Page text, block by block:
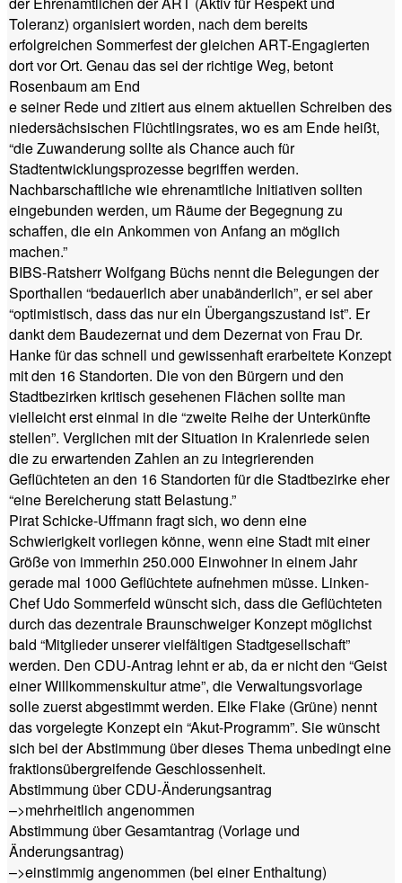
Toleranz) organisiert worden, nach dem bereits
erfolgreichen Sommerfest der gleichen ART-Engagierten
dort vor Ort. Genau das sei der richtige Weg, betont
Rosenbaum am End
e seiner Rede und zitiert aus einem aktuellen Schreiben des
niedersächsischen Flüchtlingsrates, wo es am Ende heißt,
“die Zuwanderung sollte als Chance auch für
Stadtentwicklungsprozesse begriffen werden.
Nachbarschaftliche wie ehrenamtliche Initiativen sollten
eingebunden werden, um Räume der Begegnung zu
schaffen, die ein Ankommen von Anfang an möglich
machen.”
BIBS-Ratsherr Wolfgang Büchs nennt die Belegungen der
Sporthallen “bedauerlich aber unabänderlich”, er sei aber
“optimistisch, dass das nur ein Übergangszustand ist”. Er
dankt dem Baudezernat und dem Dezernat von Frau Dr.
Hanke für das schnell und gewissenhaft erarbeitete Konzept
mit den 16 Standorten. Die von den Bürgern und den
Stadtbezirken kritisch gesehenen Flächen sollte man
vielleicht erst einmal in die “zweite Reihe der Unterkünfte
stellen”. Verglichen mit der Situation in Kralenriede seien
die zu erwartenden Zahlen an zu integrierenden
Geflüchteten an den 16 Standorten für die Stadtbezirke eher
“eine Bereicherung statt Belastung.”
Pirat Schicke-Uffmann fragt sich, wo denn eine
Schwierigkeit vorliegen könne, wenn eine Stadt mit einer
Größe von immerhin 250.000 Einwohner in einem Jahr
gerade mal 1000 Geflüchtete aufnehmen müsse. Linken-
Chef Udo Sommerfeld wünscht sich, dass die Geflüchteten
durch das dezentrale Braunschweiger Konzept möglichst
bald “Mitglieder unserer vielfältigen Stadtgesellschaft”
werden. Den CDU-Antrag lehnt er ab, da er nicht den “Geist
einer Willkommenskultur atme”, die Verwaltungsvorlage
solle zuerst abgestimmt werden. Elke Flake (Grüne) nennt
das vorgelegte Konzept ein “Akut-Programm”. Sie wünscht
sich bei der Abstimmung über dieses Thema unbedingt eine
fraktionsübergreifende Geschlossenheit.
Abstimmung über CDU-Änderungsantrag
–>mehrheitlich angenommen
Abstimmung über Gesamtantrag (Vorlage und
Änderungsantrag)
–>einstimmig angenommen (bei einer Enthaltung)